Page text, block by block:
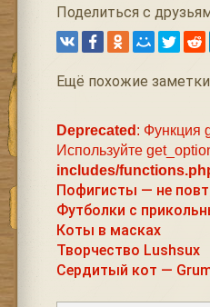
Поделиться с
Ещё похожие
Deprecated : Функция
Используйте
includes/
Пофигисты — не
Футболки с
Коты в масках
Творчество Lushsux
Сердитый кот —